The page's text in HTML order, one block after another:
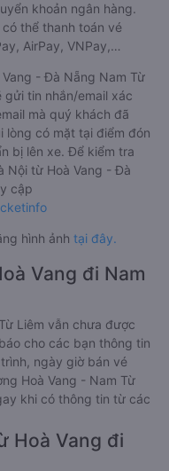
khoản ngân hàng.
thể thanh toán vé
AirPay, VNPay,…
- Đà Nẵng Nam Từ
gửi tin nhắn/email xác
mà quý khách đã
có mặt tại điểm đón
bị lên xe. Để kiểm tra
Nội từ Hoà Vang - Đà
cập
hình ảnh tại đây.
Vang đi Nam
Liêm vẫn chưa được
cho các bạn thông tin
ngày giờ bán vé
Hoà Vang - Nam Từ
khi có thông tin từ các
Hoà Vang đi